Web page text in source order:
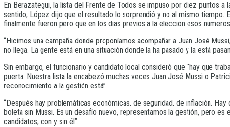
En Berazategui, la lista del Frente de Todos se impuso por diez puntos
sentido, López dijo que el resultado lo sorprendió y no al mismo tiempo.
finalmente fueron pero que en los días previos a la elección esos
“Hicimos una campaña donde proponíamos acompañar a Juan José
no llega. La gente está en una situación donde la ha pasado y la está
Sin embargo, el funcionario y candidato local consideró que “hay que
puerta. Nuestra lista la encabezó muchas veces Juan José Mussi o
reconocimiento a la gestión está”.
“Después hay problemáticas económicas, de seguridad, de inflación.
boleta sin Mussi. Es un desafío nuevo, representamos la gestión, pero
candidatos, con y sin él”.